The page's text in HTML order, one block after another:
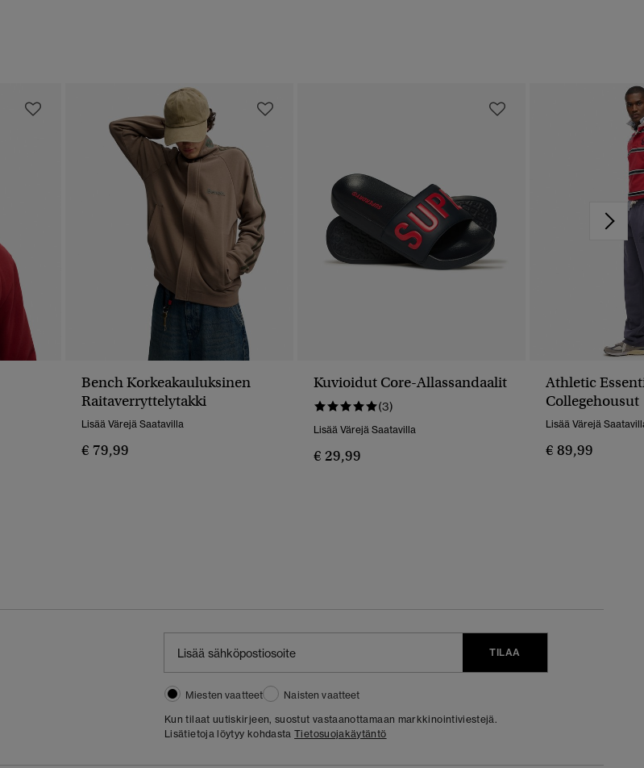
Bench Korkeakauluksinen
Raitaverryttelytakki
Lisää Värejä Saatavilla
€ 79,99
Kuvioidut Core-Allassandaalit
(3)
Lisää Värejä Saatavilla
€ 29,99
Athletic
Collegehousut
Lisää Värejä
€ 89,99
TILAA
Miesten vaatteet
Naisten vaatteet
Kun tilaat uutiskirjeen, suostut vastaanottamaan markkinointiviestejä.
Lisätietoja löytyy kohdastaTietosuojakäytäntö